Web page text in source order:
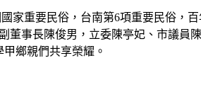
家重要民俗，台南第6項重要民俗，
事長陳俊男，立委陳亭妃、市議員
鄉親們共享榮耀。